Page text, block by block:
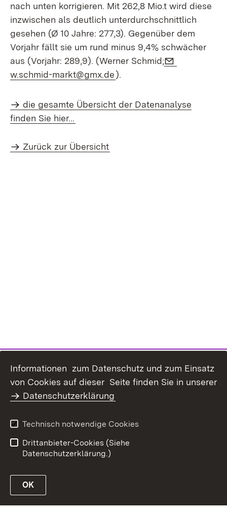
nach unten korrigieren. Mit 262,8 Mio.t wird diese
inzwischen als deutlich unterdurchschnittlich
gesehen (Ø 10 Jahre: 277,3). Gegenüber dem
Vorjahr fällt sie um rund minus 9,4% schwächer
aus (Vorjahr: 289,9). (Werner Schmid;
w.schmid-markt@gmx.de(Öffnet in neuem Fenster)
).
die gesamte Übersicht der Datenanalyse
finden Sie hier...
Zurück zur Übersicht
Inhaltsübersicht
Kontakt
Barrierefreiheit
Benutzungshinweise
Informationen zum Datenschutz und zum Einsatz
von Cookies auf dieser Seite finden Sie in unserer
Datenschutzerklärung
Technisch notwendige Cookies
Drittanbieter-Cookies (Siehe
Datenschutzerklärung.)
OK